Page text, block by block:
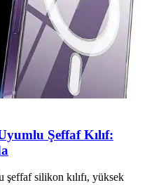
Şeffaf Kılıf:
silikon kılıfı, yüksek